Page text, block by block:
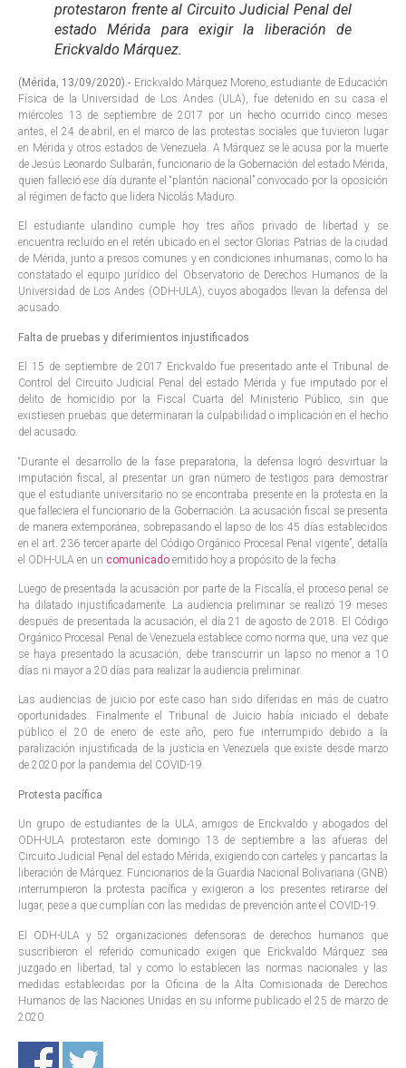
protestaron frente al Circuito Judicial Penal del
estado Mérida para exigir la liberación de
Erickvaldo Márquez.
(Mérida, 13/09/2020).- Erickvaldo Márquez Moreno, estudiante de Educación
Física de la Universidad de Los Andes (ULA), fue detenido en su casa el
miércoles 13 de septiembre de 2017 por un hecho ocurrido cinco meses
antes, el 24 de abril, en el marco de las protestas sociales que tuvieron lugar
en Mérida y otros estados de Venezuela. A Márquez se le acusa por la muerte
de Jesús Leonardo Sulbarán, funcionario de la Gobernación del estado Mérida,
quien falleció ese día durante el “plantón nacional” convocado por la oposición
al régimen de facto que lidera Nicolás Maduro.
El estudiante ulandino cumple hoy tres años privado de libertad y se
encuentra recluido en el retén ubicado en el sector Glorias Patrias de la ciudad
de Mérida, junto a presos comunes y en condiciones inhumanas, como lo ha
constatado el equipo jurídico del Observatorio de Derechos Humanos de la
Universidad de Los Andes (ODH-ULA), cuyos abogados llevan la defensa del
acusado.
Falta de pruebas y diferimientos injustificados
El 15 de septiembre de 2017 Erickvaldo fue presentado ante el Tribunal de
Control del Circuito Judicial Penal del estado Mérida y fue imputado por el
delito de homicidio por la Fiscal Cuarta del Ministerio Público, sin que
existiesen pruebas que determinaran la culpabilidad o implicación en el hecho
del acusado.
“Durante el desarrollo de la fase preparatoria, la defensa logró desvirtuar la
imputación fiscal, al presentar un gran número de testigos para demostrar
que el estudiante universitario no se encontraba presente en la protesta en la
que falleciera el funcionario de la Gobernación. La acusación fiscal se presenta
de manera extemporánea, sobrepasando el lapso de los 45 días establecidos
en el art. 236 tercer aparte del Código Orgánico Procesal Penal vigente”, detalla
el ODH-ULA en un comunicado emitido hoy a propósito de la fecha.
Luego de presentada la acusación por parte de la Fiscalía, el proceso penal se
ha dilatado injustificadamente. La audiencia preliminar se realizó 19 meses
después de presentada la acusación, el día 21 de agosto de 2018. El Código
Orgánico Procesal Penal de Venezuela establece como norma que, una vez que
se haya presentado la acusación, debe transcurrir un lapso no menor a 10
días ni mayor a 20 días para realizar la audiencia preliminar.
Las audiencias de juicio por este caso han sido diferidas en más de cuatro
oportunidades. Finalmente el Tribunal de Juicio había iniciado el debate
público el 20 de enero de este año, pero fue interrumpido debido a la
paralización injustificada de la justicia en Venezuela que existe desde marzo
de 2020 por la pandemia del COVID-19.
Protesta pacífica
Un grupo de estudiantes de la ULA, amigos de Erickvaldo y abogados del
ODH-ULA protestaron este domingo 13 de septiembre a las afueras del
Circuito Judicial Penal del estado Mérida, exigiendo con carteles y pancartas la
liberación de Márquez. Funcionarios de la Guardia Nacional Bolivariana (GNB)
interrumpieron la protesta pacífica y exigieron a los presentes retirarse del
lugar, pese a que cumplían con las medidas de prevención ante el COVID-19.
El ODH-ULA y 52 organizaciones defensoras de derechos humanos que
suscribieron el referido comunicado exigen que Erickvaldo Márquez sea
juzgado en libertad, tal y como lo establecen las normas nacionales y las
medidas establecidas por la Oficina de la Alta Comisionada de Derechos
Humanos de las Naciones Unidas en su informe publicado el 25 de marzo de
2020.